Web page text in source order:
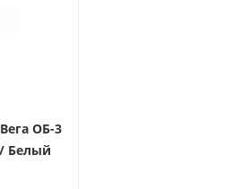
ОБ-3
Белый